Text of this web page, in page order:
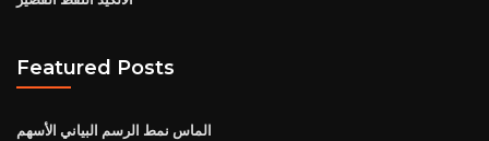
Featured Posts
الماس نمط الرسم البياني الأسهم